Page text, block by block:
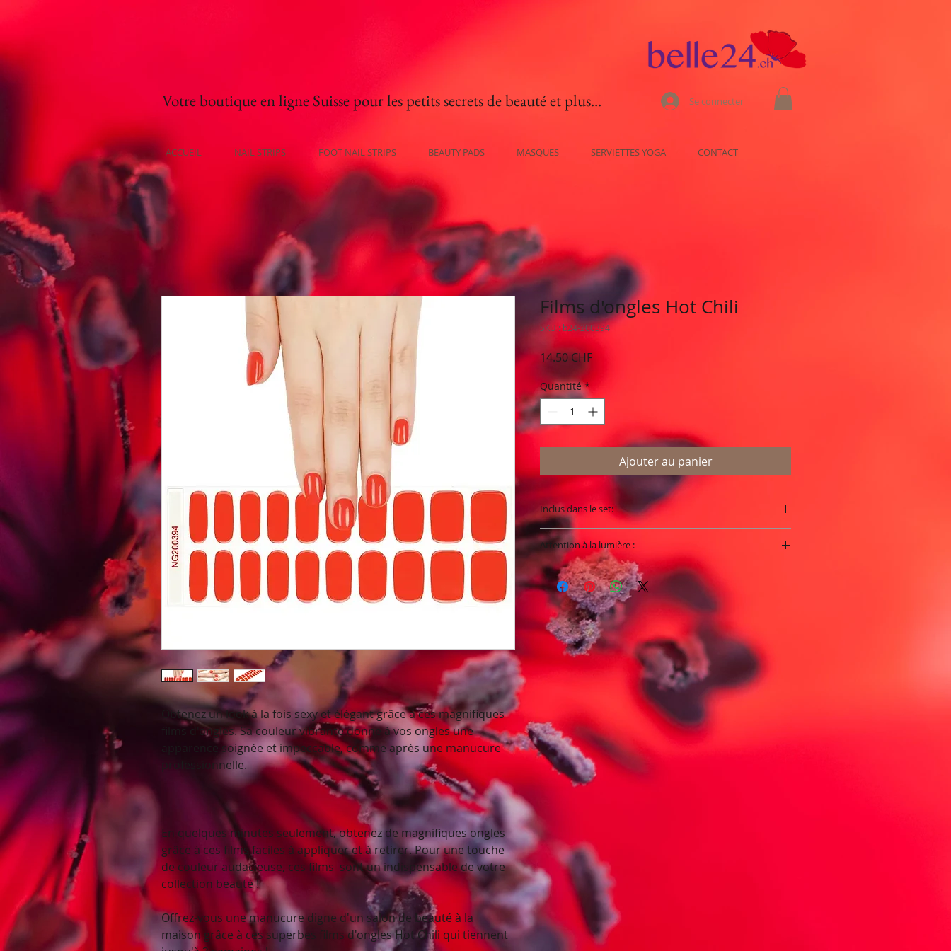
Votre boutique en ligne Suisse pour les petits secrets de beauté et plus... Se connecter
ACCUEIL NAIL STRIPS FOOT NAIL STRIPS BEAUTY PADS MASQUES SERVIETTES YOGA CONTACT
Obtenez un look à la fois sexy et élégant grâce à ces magnifiques
films d'ongles. Sa couleur vibrante donne à vos ongles une
apparence soignée et impeccable, comme après une manucure
professionnelle.
En quelques minutes seulement, obtenez de magnifiques ongles
grâce à ces films faciles à appliquer et à retirer. Pour une touche
de couleur audacieuse, ces films sont un indispensable de votre
collection beauté !
Offrez-vous une manucure digne d'un salon de beauté à la
maison grâce à ces superbes films d'ongles Hot Chili qui tiennent
Films d'ongles Hot Chili
SKU : b24-200394
14.50 CHFPrix
Quantité *
Ajouter au panier
Inclus dans le set:
Une mini-lime et un bâtonnet en bois
20 films UV par paquet
Dimensions : largeur de 8 à 16 mm
Longueur : 24 mm
Attention à la lumière :
Utilisez une lampe LED/UV pour fixer les films.
Ne les exposez pas à la lumière directe pendant
l'application et tenez-les éloignées des lampes UV,
sinon elles risquent de durcir.